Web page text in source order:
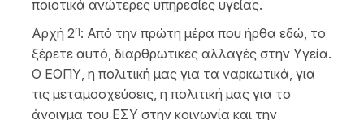
ποιοτικά ανώτερες υπηρεσίες υγείας.
Αρχή 2η: Από την πρώτη μέρα που ήρθα εδώ, το
ξέρετε αυτό, διαρθρωτικές αλλαγές στην Υγεία.
Ο ΕΟΠΥ, η πολιτική μας για τα ναρκωτικά, για
τις μεταμοσχεύσεις, η πολιτική μας για το
άνοιγμα του ΕΣΥ στην κοινωνία και την